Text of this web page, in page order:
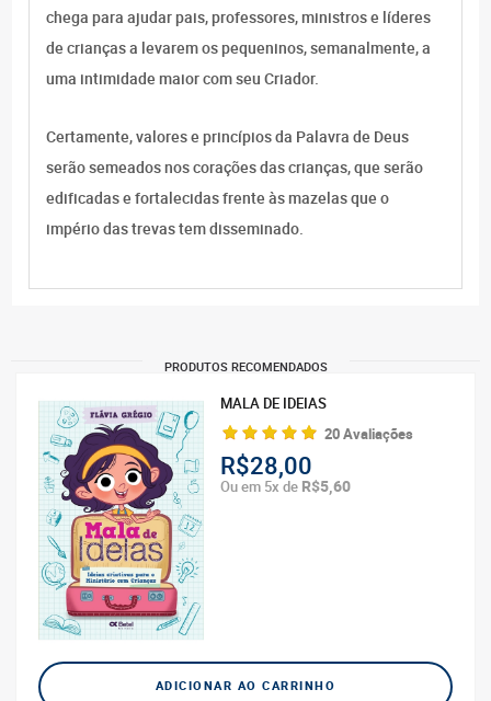
chega para ajudar pais, professores, ministros e líderes
de crianças a levarem os pequeninos, semanalmente, a
uma intimidade maior com seu Criador.
Certamente, valores e princípios da Palavra de Deus
serão semeados nos corações das crianças, que serão
edificadas e fortalecidas frente às mazelas que o
império das trevas tem disseminado.
PRODUTOS RECOMENDADOS
MALA DE IDEIAS
20 Avaliações
R$28,00
Ou em 5x de R$5,60
ADICIONAR AO CARRINHO